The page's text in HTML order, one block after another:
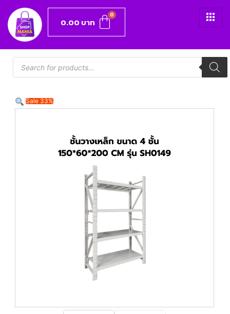
0.00 บาท
Sale 33%